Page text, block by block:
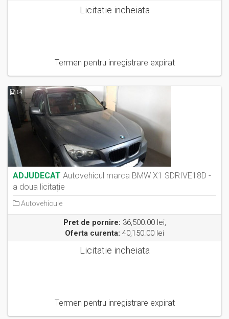
Licitatie incheiata
Termen pentru inregistrare expirat
14
ADJUDECAT Autovehicul marca BMW X1 SDRIVE18D -
a doua licitație
Autovehicule
Pret de pornire: 36,500.00 lei,
Oferta curenta: 40,150.00 lei
Licitatie incheiata
Termen pentru inregistrare expirat